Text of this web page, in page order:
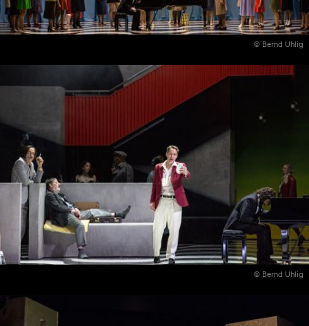
© Bernd Uhlig
© Bernd Uhlig